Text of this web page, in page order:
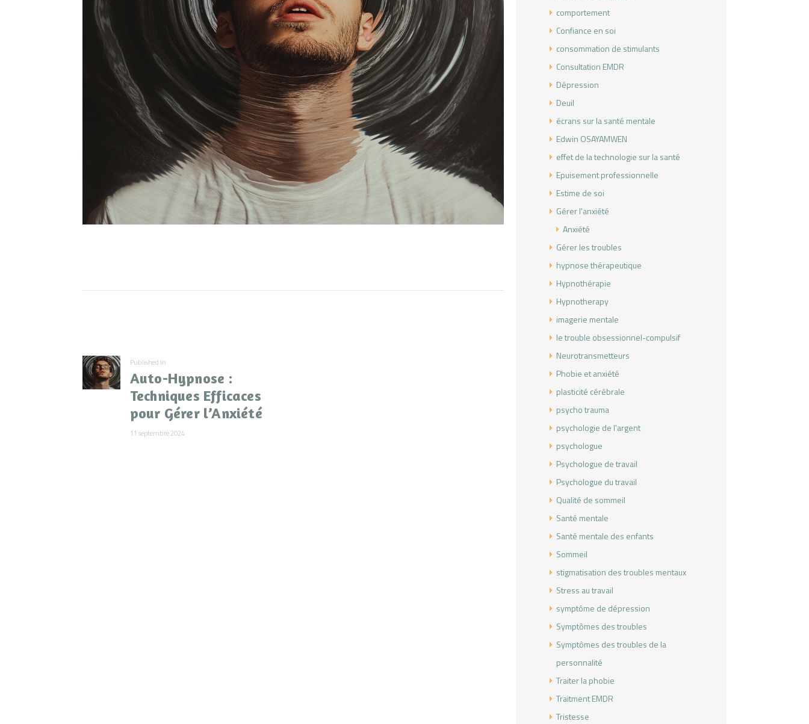
l’article
Published in
post:
Auto-Hypnose :
Techniques Efficaces
pour Gérer l’Anxiété
11 septembre 2024
comportement
Confiance en soi
consommation de stimulants
Consultation EMDR
Dépression
Deuil
écrans sur la santé mentale
Edwin OSAYAMWEN
effet de la technologie sur la santé
Epuisement professionnelle
Estime de soi
Gérer l'anxiété
Anxiété
Gérer les troubles
hypnose thérapeutique
Hypnothérapie
Hypnotherapy
imagerie mentale
le trouble obsessionnel-compulsif
Neurotransmetteurs
Phobie et anxiété
plasticité cérébrale
psycho trauma
psychologie de l'argent
psychologue
Psychologue de travail
Psychologue du travail
Qualité de sommeil
Santé mentale
Santé mentale des enfants
Sommeil
stigmatisation des troubles mentaux
Stress au travail
symptôme de dépression
Symptômes des troubles
Symptômes des troubles de la
personnalité
Traiter la phobie
Traitment EMDR
Tristesse